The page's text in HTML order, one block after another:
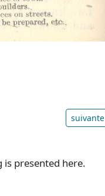
suivante
is presented here.